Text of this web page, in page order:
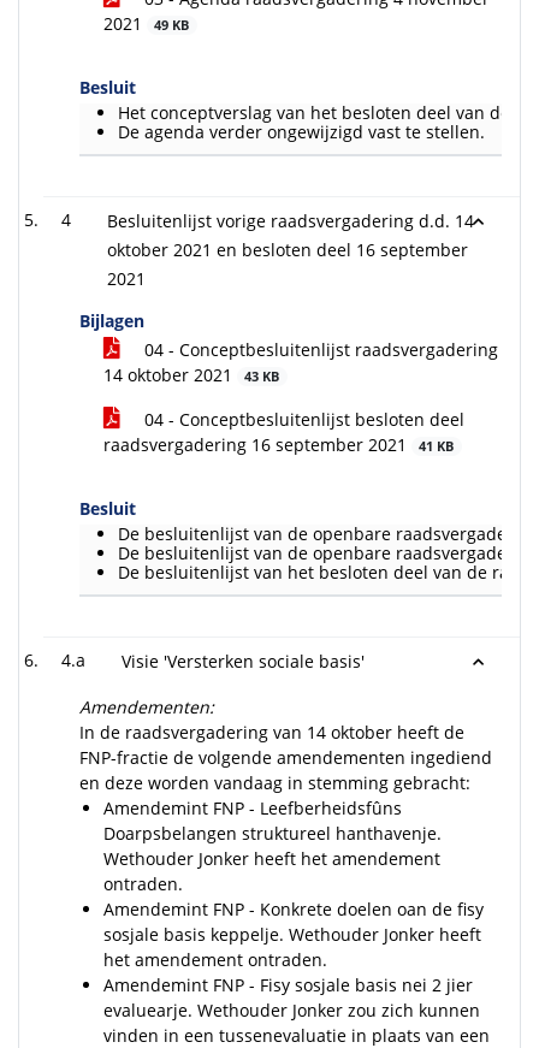
2021
49 KB
Besluit
Het conceptverslag van het besloten deel van de
De agenda verder ongewijzigd vast te stellen.
4
Besluitenlijst vorige raadsvergadering d.d. 14
oktober 2021 en besloten deel 16 september
2021
Bijlagen
04 - Conceptbesluitenlijst raadsvergadering
14 oktober 2021
43 KB
04 - Conceptbesluitenlijst besloten deel
raadsvergadering 16 september 2021
41 KB
Besluit
De besluitenlijst van de openbare
De besluitenlijst van de openbare
De besluitenlijst van het besloten deel van de
4.a
Visie 'Versterken sociale basis'
Amendementen:
In de raadsvergadering van 14 oktober heeft de
FNP-fractie de volgende amendementen ingediend
en deze worden vandaag in stemming gebracht:
Amendemint FNP - Leefberheidsfûns
Doarpsbelangen struktureel hanthavenje.
Wethouder Jonker heeft het amendement
ontraden.
Amendemint FNP - Konkrete doelen oan de fisy
sosjale basis keppelje. Wethouder Jonker heeft
het amendement ontraden.
Amendemint FNP - Fisy sosjale basis nei 2 jier
evaluearje. Wethouder Jonker zou zich kunnen
vinden in een tussenevaluatie in plaats van een